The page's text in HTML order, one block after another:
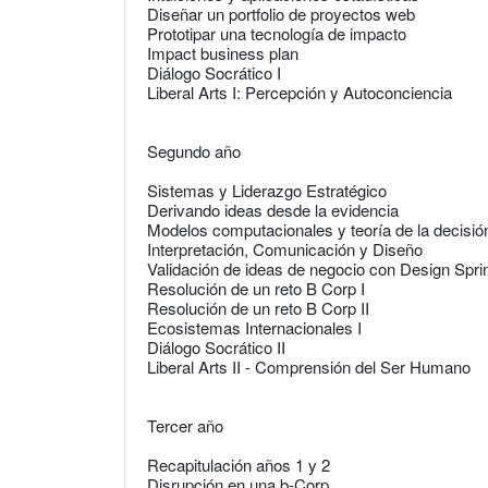
Diseñar un portfolio de proyectos web
Prototipar una tecnología de impacto
Impact business plan
Diálogo Socrático I
Liberal Arts I: Percepción y Autoconciencia
Segundo año
Sistemas y Liderazgo Estratégico
Derivando ideas desde la evidencia
Modelos computacionales y teoría de la
Interpretación, Comunicación y Diseño
Validación de ideas de negocio con Design
Resolución de un reto B Corp I
Resolución de un reto B Corp II
Ecosistemas Internacionales I
Diálogo Socrático II
Liberal Arts II - Comprensión del Ser Humano
Tercer año
Recapitulación años 1 y 2